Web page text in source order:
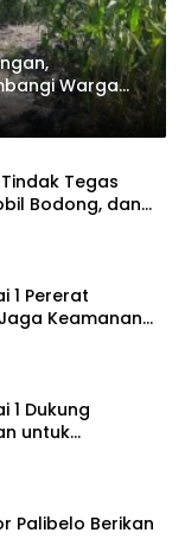
Warga
Tegas
Bodong, dan
1 Pererat
Keamanan
1 Dukung
untuk
Indonesia Emas
Palibelo Berikan